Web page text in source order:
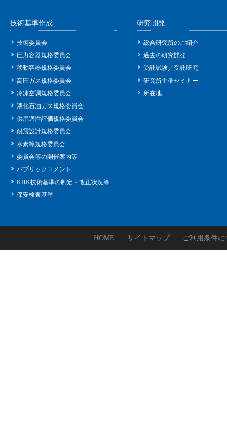
技術基準作成
技術委員会
圧力容器規格委員会
移動容器規格委員会
高圧ガス規格委員会
冷凍空調規格委員会
液化石油ガス規格委員会
供用適性評価規格委員会
耐震設計規格委員会
水素等規格委員会
委員会等の開催案内等
パブリックコメント
KHK技術基準の制定・改正状況等
保安検査基準
研究開発
総合研究所のご紹介
過去の研究開発
受託試験／受託研究
研究所主催セミナー
所在地
HOME サイトマップ ご利用条件に